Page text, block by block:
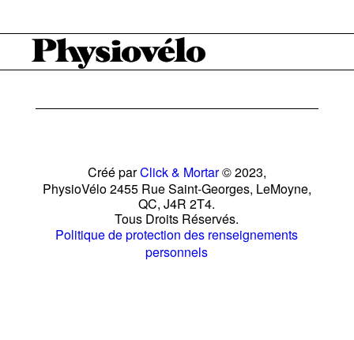
Créé parClick & Mortar© 2023,
PhysioVélo 2455 Rue Saint-Georges, LeMoyne,
QC, J4R 2T4.
Tous Droits Réservés.
Politique de protection des renseignements
personnels